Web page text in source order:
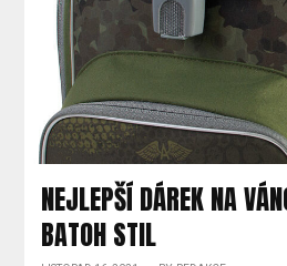
NEJLEPŠÍ DÁREK NA
BATOH STIL